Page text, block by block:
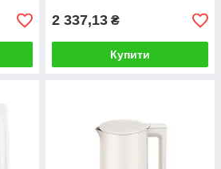
2 337,13 ₴
Купити